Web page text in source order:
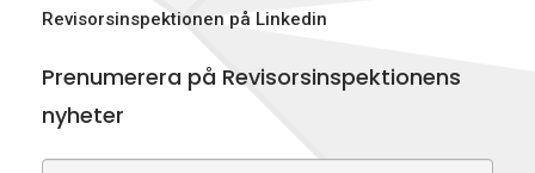
Revisorsinspektionen på Linkedin
Prenumerera på Revisorsinspektionens
nyheter